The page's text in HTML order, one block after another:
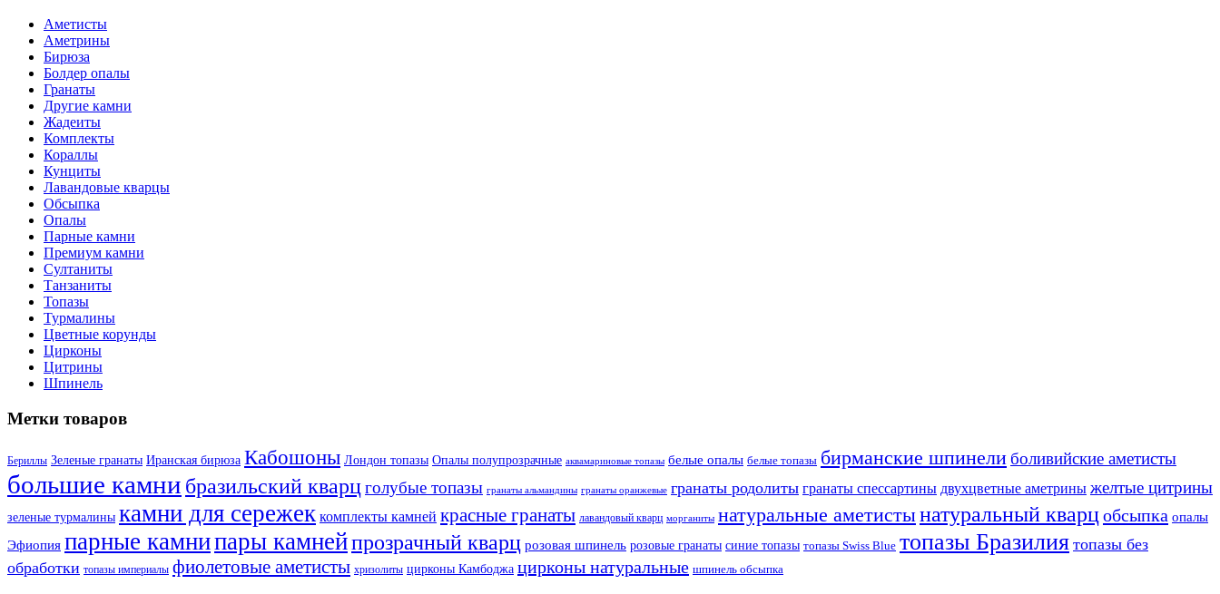
Аметисты
Аметрины
Бирюза
Болдер опалы
Гранаты
Другие камни
Жадеиты
Комплекты
Кораллы
Кунциты
Лавандовые кварцы
Обсыпка
Опалы
Парные камни
Премиум камни
Султаниты
Танзаниты
Топазы
Турмалины
Цветные корунды
Цирконы
Цитрины
Шпинель
Метки товаров
Бериллы Зеленые гранаты Иранская бирюза Кабошоны Лондон топазы Опалы полупрозрачные аквамариновые топазы белые опалы белые топазы бирманские шпинелиболивийские аметисты
большие камни бразильский кварцголубые топазы гранаты альмандины гранаты оранжевые гранаты родолиты гранаты спессартины двухцветные аметрины желтые цитрины
зеленые турмалины камни для сережек комплекты камней красные гранаты лавандовый кварц морганиты натуральные аметистынатуральный кварцобсыпка опалы
Эфиопия парные камнипары камнейпрозрачный кварц розовая шпинель розовые гранаты синие топазы топазы Swiss Blue топазы Бразилия топазы без
обработки топазы империалы фиолетовые аметисты хризолиты цирконы Камбоджа цирконы натуральные шпинель обсыпка